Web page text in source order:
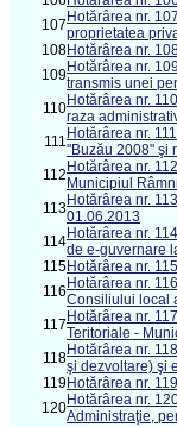
107 Hotărârea nr.
proprietatea
108Hotărârea nr.
109Hotărârea nr.
transmis unei
110Hotărârea nr.
raza
111 Hotărârea nr.
"Buzău 2008" şi
112 Hotărârea nr.
Municipiul
113Hotărârea nr.
01.06.2013
114Hotărârea nr.
de e-guvernare
115Hotărârea nr.
116 Hotărârea nr.
Consiliului local
117 Hotărârea nr.
Teritoriale -
118Hotărârea nr.
şi dezvoltare) şi
119Hotărârea nr.
120Hotărârea nr.
Administraţie,